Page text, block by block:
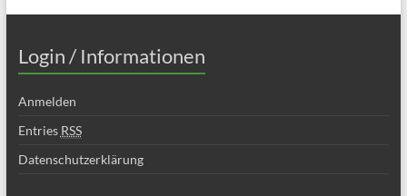
Login / Informationen
Anmelden
Entries RSS
Datenschutzerklärung